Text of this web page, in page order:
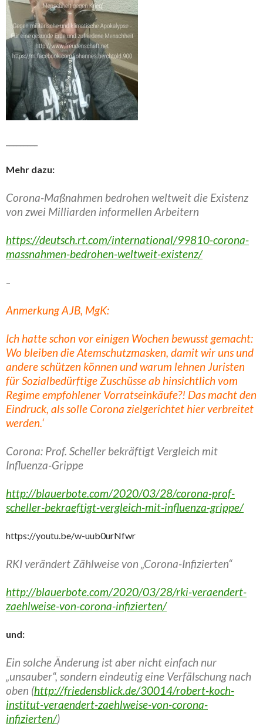
Mehr dazu:
Corona-Maßnahmen bedrohen weltweit die Existenz
von zwei Milliarden informellen Arbeitern
https://deutsch.rt.com/international/99810-corona-
massnahmen-bedrohen-weltweit-existenz/
–
Anmerkung AJB, MgK:
Ich hatte schon vor einigen Wochen bewusst gemacht:
Wo bleiben die Atemschutzmasken, damit wir uns und
andere schützen können und warum lehnen Juristen
für Sozialbedürftige Zuschüsse ab hinsichtlich vom
Regime empfohlener Vorratseinkäufe?! Das macht den
Eindruck, als solle Corona zielgerichtet hier verbreitet
werden.‘
Corona: Prof. Scheller bekräftigt Vergleich mit
Influenza-Grippe
http://blauerbote.com/2020/03/28/corona-prof-
scheller-bekraeftigt-vergleich-mit-influenza-grippe/
https://youtu.be/w-uub0urNfwr
RKI verändert Zählweise von „Corona-Infizierten“
http://blauerbote.com/2020/03/28/rki-veraendert-
zaehlweise-von-corona-infizierten/
und:
Ein solche Änderung ist aber nicht einfach nur
„unsauber“, sondern eindeutig eine Verfälschung nach
oben (http://friedensblick.de/30014/robert-koch-
institut-veraendert-zaehlweise-von-corona-
infizierten/)